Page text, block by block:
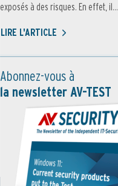
exposés à des risques. En effet, il...
LIRE L'ARTICLE
Abonnez-vous à
la newsletter AV-TEST